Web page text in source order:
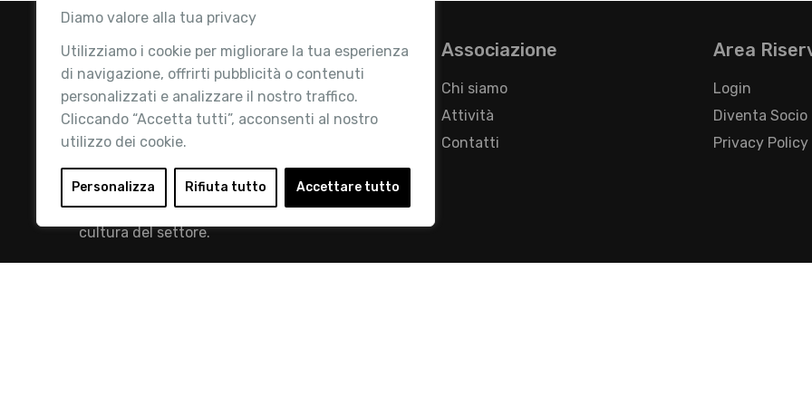
Diamo valore alla tua privacy
Utilizziamo i cookie per migliorare la tua esperienza
di navigazione, offrirti pubblicità o contenuti
personalizzati e analizzare il nostro traffico.
Cliccando “Accetta tutti”, acconsenti al nostro
utilizzo dei cookie.
Personalizza Rifiuta tutto Accettare tutto
Retail Institute Italy è l’Associazione di
riferimento per l'Ecosistema Retail: la nostra
mission è quella di promuovere lo sviluppo e la
cultura del settore.
Associazione
Chi siamo
Attività
Contatti
Area
Login
Diventa Socio
Privacy Policy